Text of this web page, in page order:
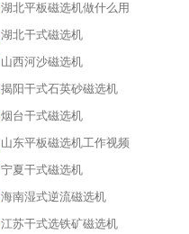
湖北平板磁选机做什么用
湖北干式磁选机
山西河沙磁选机
揭阳干式石英砂磁选机
烟台干式磁选机
山东平板磁选机工作视频
宁夏干式磁选机
海南湿式逆流磁选机
江苏干式选铁矿磁选机